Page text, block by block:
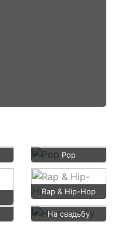
Pop
Rap & Hip-Hop
На свадьбу